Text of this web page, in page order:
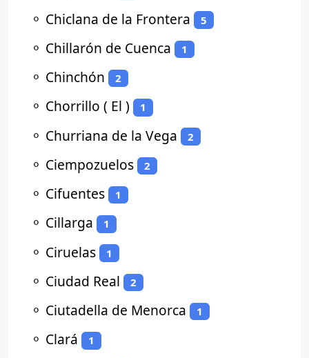
⚬ Chiclana de la Frontera 5
⚬ Chillarón de Cuenca 1
⚬ Chinchón 2
⚬ Chorrillo ( El ) 1
⚬ Churriana de la Vega 2
⚬ Ciempozuelos 2
⚬ Cifuentes 1
⚬ Cillarga 1
⚬ Ciruelas 1
⚬ Ciudad Real 2
⚬ Ciutadella de Menorca 1
⚬ Clará 1